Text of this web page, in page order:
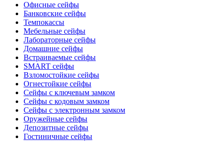
Офисные сейфы
Банковские сейфы
Темпокассы
Мебельные сейфы
Лабораторные сейфы
Домашние сейфы
Встраиваемые сейфы
SMART сейфы
Взломостойкие сейфы
Огнестойкие сейфы
Сейфы с ключевым замком
Сейфы с кодовым замком
Сейфы с электронным замком
Оружейные сейфы
Депозитные сейфы
Гостиничные сейфы